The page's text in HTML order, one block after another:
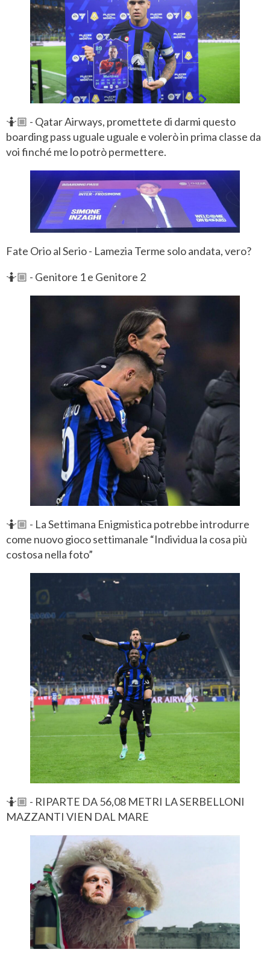
🤷🏼 - Qatar Airways, promettete di darmi questo
boarding pass uguale uguale e volerò in prima classe da
voi finché me lo potrò permettere.
Fate Orio al Serio - Lamezia Terme solo andata, vero?
🤷🏼 - Genitore 1 e Genitore 2
🤷🏼 - La Settimana Enigmistica potrebbe introdurre
come nuovo gioco settimanale “Individua la cosa più
costosa nella foto”
🤷🏼 - RIPARTE DA 56,08 METRI LA SERBELLONI
MAZZANTI VIEN DAL MARE